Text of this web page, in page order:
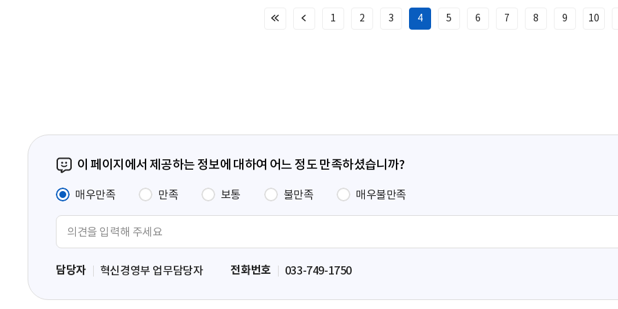
처
이
1 2 3 4 5 6 7 8 9 10
이 페이지에서 제공하는 정보에 대하여 어느 정도 만족하셨습니까?
매우만족 만족 보통 불만족 매우불만족
력
담당자 혁신경영부 업무담당자 전화번호 033-749-1750